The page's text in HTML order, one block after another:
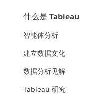
什么是 Tableau
智能体分析
建立数据文化
数据分析见解
Tableau 研究